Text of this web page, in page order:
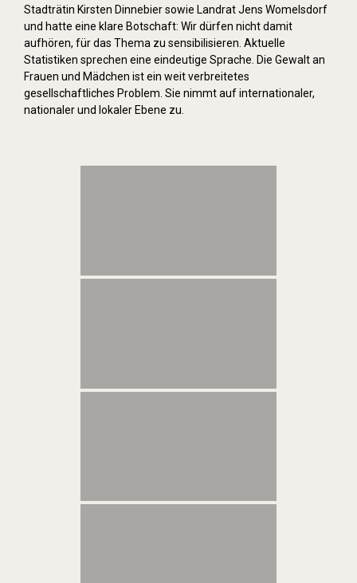
Stadträtin Kirsten Dinnebier sowie Landrat Jens Womelsdorf
und hatte eine klare Botschaft: Wir dürfen nicht damit
aufhören, für das Thema zu sensibilisieren. Aktuelle
Statistiken sprechen eine eindeutige Sprache. Die Gewalt an
Frauen und Mädchen ist ein weit verbreitetes
gesellschaftliches Problem. Sie nimmt auf internationaler,
nationaler und lokaler Ebene zu.